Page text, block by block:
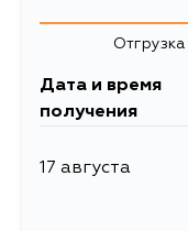
Длина упаковки,
Масса, кг
Описание
Отгрузка
Дата и время
получения
17 августа